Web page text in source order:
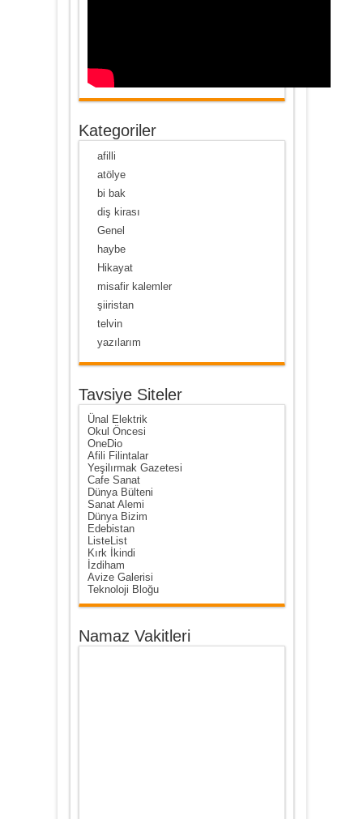
Kategoriler
afilli
atölye
bi bak
diş kirası
Genel
haybe
Hikayat
misafir kalemler
şiiristan
telvin
yazılarım
Tavsiye Siteler
Ünal Elektrik
Okul Öncesi
OneDio
Afili Filintalar
Yeşilırmak Gazetesi
Cafe Sanat
Dünya Bülteni
Sanat Alemi
Dünya Bizim
Edebistan
ListeList
Kırk İkindi
İzdiham
Avize Galerisi
Teknoloji Bloğu
Namaz Vakitleri